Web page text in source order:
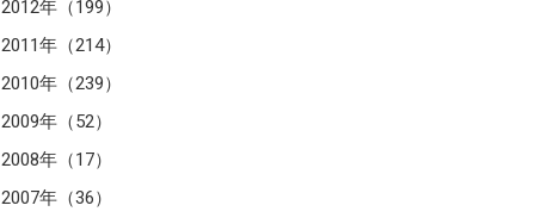
2012年（199）
2011年（214）
2010年（239）
2009年（52）
2008年（17）
2007年（36）